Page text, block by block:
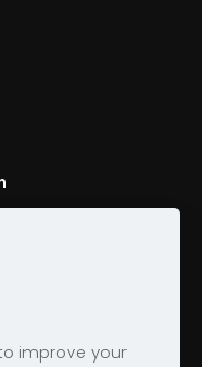
improve your